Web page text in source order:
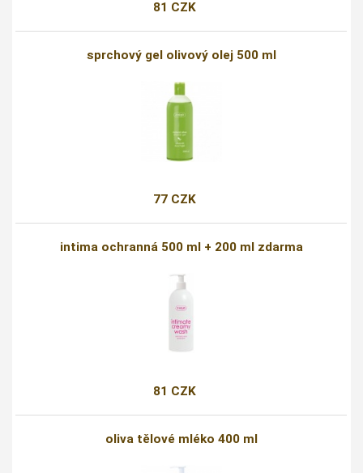
81 CZK
sprchový gel olivový olej 500 ml
77 CZK
intima ochranná 500 ml + 200 ml zdarma
81 CZK
oliva tělové mléko 400 ml